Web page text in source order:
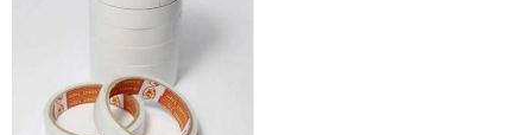
biến
thể.
Các